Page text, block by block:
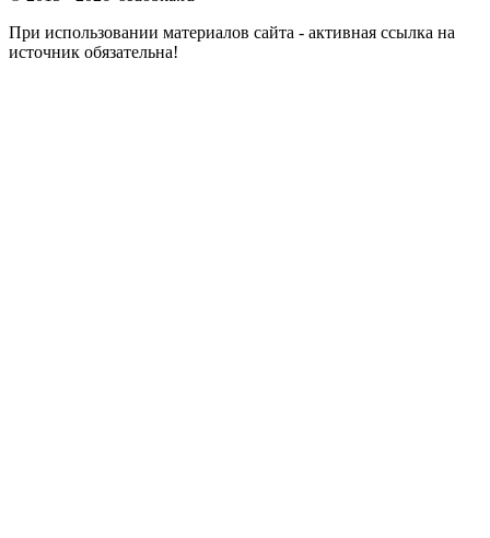
При использовании материалов сайта - активная ссылка на
источник обязательна!